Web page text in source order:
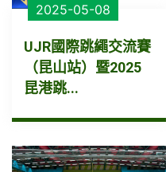
2025-05-08
UJR國際跳繩交流賽
（昆山站）暨2025
昆港跳...